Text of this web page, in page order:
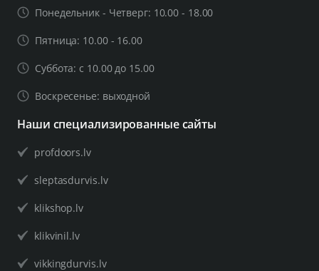
Понедельник - Четверг: 10.00 - 18.00
Пятница: 10.00 - 16.00
Суббота: с 10.00 до 15.00
Воскресенье: выходной
Наши специализированные сайты
profdoors.lv
sleptasdurvis.lv
klikshop.lv
klikvinil.lv
vikkingdurvis.lv